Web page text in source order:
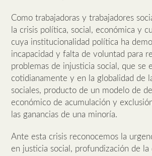
Como trabajadoras y trabajadores
la crisis política, social, económica y
cuya institucionalidad política ha
incapacidad y falta de voluntad para
problemas de injusticia social, que se
cotidianamente y en la globalidad de
sociales, producto de un modelo de
económico de acumulación y
las ganancias de una minoría.
Ante esta crisis reconocemos la
en justicia social, profundización de la